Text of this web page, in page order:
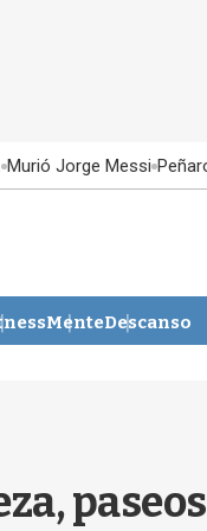
Murió Jorge Messi
MenteDescanso